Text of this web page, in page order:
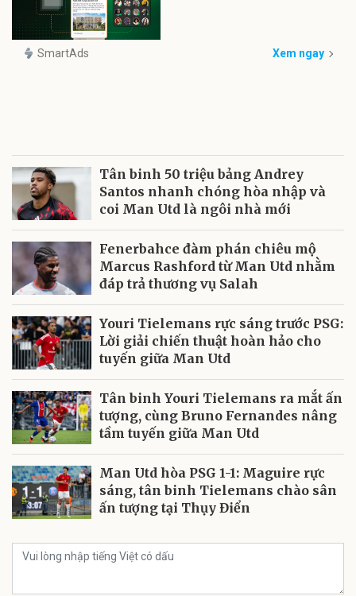
SmartAds Xem ngay
Tân binh 50 triệu bảng Andrey
Santos nhanh chóng hòa nhập và
coi Man Utd là ngôi nhà mới
Fenerbahce đàm phán chiêu mộ
Marcus Rashford từ Man Utd nhằm
đáp trả thương vụ Salah
Youri Tielemans rực sáng trước PSG:
Lời giải chiến thuật hoàn hảo cho
tuyến giữa Man Utd
Tân binh Youri Tielemans ra mắt ấn
tượng, cùng Bruno Fernandes nâng
tầm tuyến giữa Man Utd
Man Utd hòa PSG 1-1: Maguire rực
sáng, tân binh Tielemans chào sân
ấn tượng tại Thụy Điển